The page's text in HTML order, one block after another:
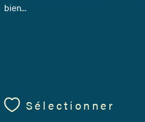
bien...
Sélectionner